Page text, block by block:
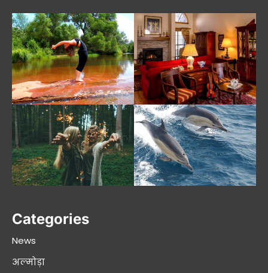
Categories
News
अल्मोड़ा